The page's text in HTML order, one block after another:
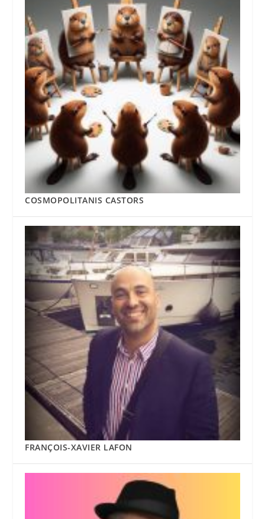
COSMOPOLITANIS CASTORS
FRANÇOIS-XAVIER LAFON